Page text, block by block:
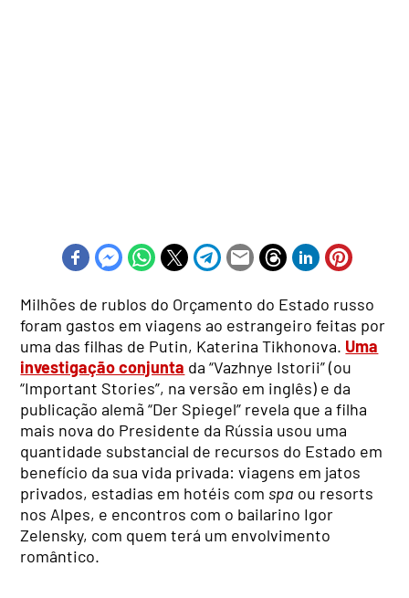
Milhões de rublos do Orçamento do Estado russo
foram gastos em viagens ao estrangeiro feitas por
uma das filhas de Putin, Katerina Tikhonova. Uma
investigação conjunta da “Vazhnye Istorii” (ou
“Important Stories”, na versão em inglês) e da
publicação alemã “Der Spiegel” revela que a filha
mais nova do Presidente da Rússia usou uma
quantidade substancial de recursos do Estado em
benefício da sua vida privada: viagens em jatos
privados, estadias em hotéis com spa ou resorts
nos Alpes, e encontros com o bailarino Igor
Zelensky, com quem terá um envolvimento
romântico.